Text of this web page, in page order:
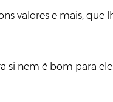
valores e mais,
si nem é bom para